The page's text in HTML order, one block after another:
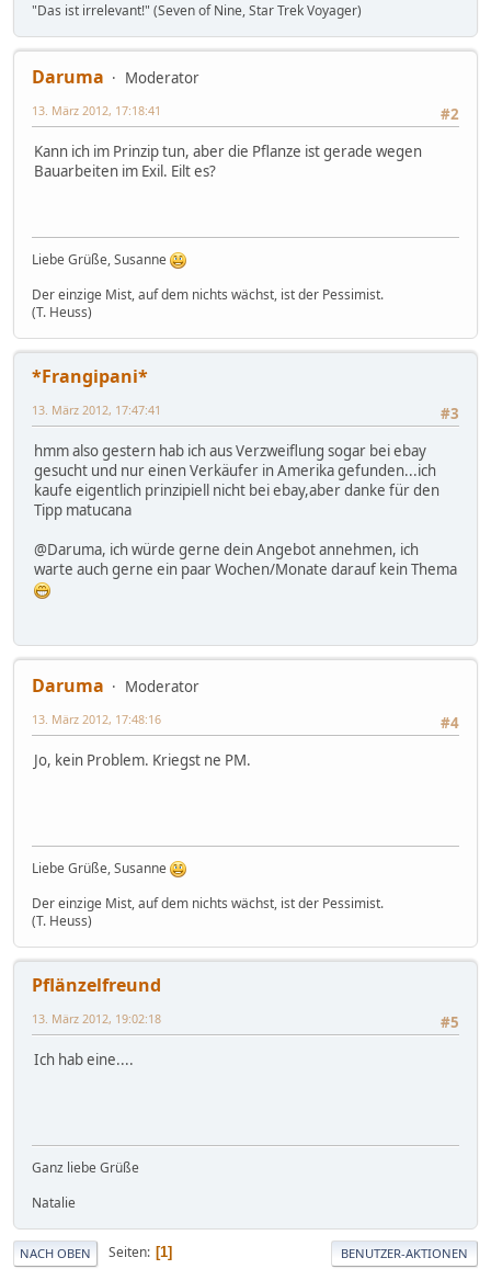
"Das ist irrelevant!" (Seven of Nine, Star Trek Voyager)
Daruma
Moderator
#2
13. März 2012, 17:18:41
Kann ich im Prinzip tun, aber die Pflanze ist gerade wegen
Bauarbeiten im Exil. Eilt es?
Liebe Grüße, Susanne
Der einzige Mist, auf dem nichts wächst, ist der Pessimist.
(T. Heuss)
*Frangipani*
#3
13. März 2012, 17:47:41
hmm also gestern hab ich aus Verzweiflung sogar bei ebay
gesucht und nur einen Verkäufer in Amerika gefunden...ich
kaufe eigentlich prinzipiell nicht bei ebay,aber danke für den
Tipp matucana
@Daruma, ich würde gerne dein Angebot annehmen, ich
warte auch gerne ein paar Wochen/Monate darauf kein Thema
Daruma
Moderator
#4
13. März 2012, 17:48:16
Jo, kein Problem. Kriegst ne PM.
Liebe Grüße, Susanne
Der einzige Mist, auf dem nichts wächst, ist der Pessimist.
(T. Heuss)
Pflänzelfreund
#5
13. März 2012, 19:02:18
Ich hab eine....
Ganz liebe Grüße
Natalie
NACH OBEN Seiten 1 BENUTZER-AKTIONEN